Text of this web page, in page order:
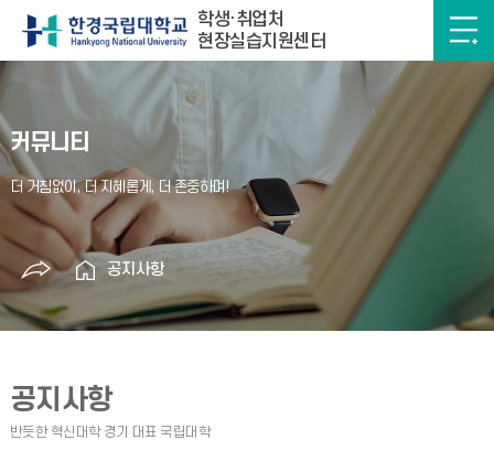
학생·취업처
현장실습지원센터
커뮤니티
공지사항
공지사항